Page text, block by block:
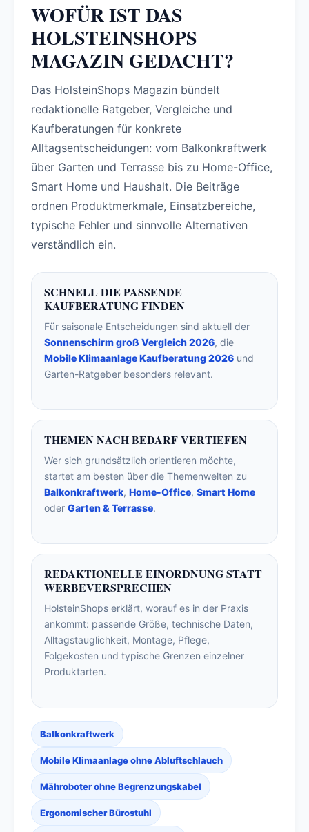
WOFÜR IST DAS
HOLSTEINSHOPS
MAGAZIN GEDACHT?
Das HolsteinShops Magazin bündelt
redaktionelle Ratgeber, Vergleiche und
Kaufberatungen für konkrete
Alltagsentscheidungen: vom Balkonkraftwerk
über Garten und Terrasse bis zu Home-Office,
Smart Home und Haushalt. Die Beiträge
ordnen Produktmerkmale, Einsatzbereiche,
typische Fehler und sinnvolle Alternativen
verständlich ein.
SCHNELL DIE PASSENDE
KAUFBERATUNG FINDEN
Für saisonale Entscheidungen sind aktuell der
Sonnenschirm groß Vergleich 2026, die
Mobile Klimaanlage Kaufberatung 2026 und
Garten-Ratgeber besonders relevant.
THEMEN NACH BEDARF VERTIEFEN
Wer sich grundsätzlich orientieren möchte,
startet am besten über die Themenwelten zu
Balkonkraftwerk, Home-Office, Smart Home
oder Garten & Terrasse.
REDAKTIONELLE EINORDNUNG STATT
WERBEVERSPRECHEN
HolsteinShops erklärt, worauf es in der Praxis
ankommt: passende Größe, technische Daten,
Alltagstauglichkeit, Montage, Pflege,
Folgekosten und typische Grenzen einzelner
Produktarten.
Balkonkraftwerk
Mobile Klimaanlage ohne Abluftschlauch
Mähroboter ohne Begrenzungskabel
Ergonomischer Bürostuhl